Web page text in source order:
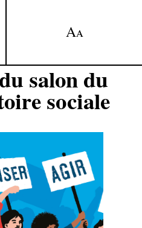
AA
salon du
sociale